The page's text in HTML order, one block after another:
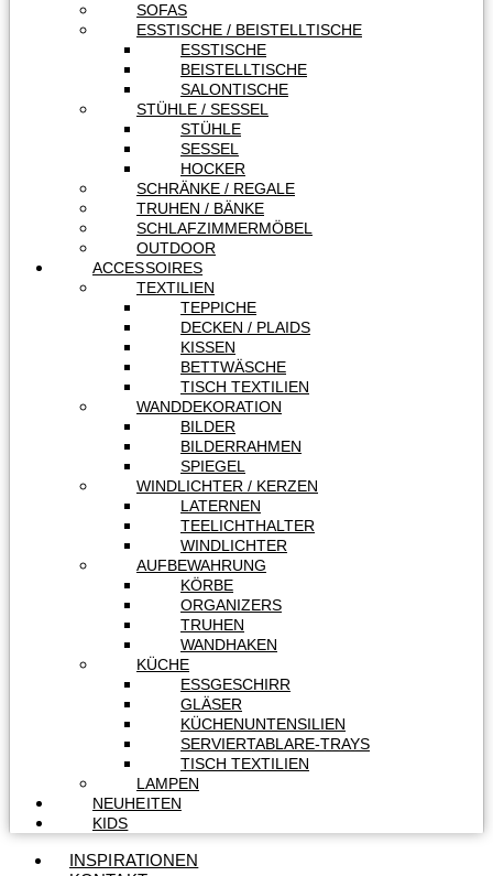
SOFAS
ESSTISCHE / BEISTELLTISCHE
ESSTISCHE
BEISTELLTISCHE
SALONTISCHE
STÜHLE / SESSEL
STÜHLE
SESSEL
HOCKER
SCHRÄNKE / REGALE
TRUHEN / BÄNKE
SCHLAFZIMMERMÖBEL
OUTDOOR
ACCESSOIRES
TEXTILIEN
TEPPICHE
DECKEN / PLAIDS
KISSEN
BETTWÄSCHE
TISCH TEXTILIEN
WANDDEKORATION
BILDER
BILDERRAHMEN
SPIEGEL
WINDLICHTER / KERZEN
LATERNEN
TEELICHTHALTER
WINDLICHTER
AUFBEWAHRUNG
KÖRBE
ORGANIZERS
TRUHEN
WANDHAKEN
KÜCHE
ESSGESCHIRR
GLÄSER
KÜCHENUNTENSILIEN
SERVIERTABLARE-TRAYS
TISCH TEXTILIEN
LAMPEN
NEUHEITEN
KIDS
INSPIRATIONEN